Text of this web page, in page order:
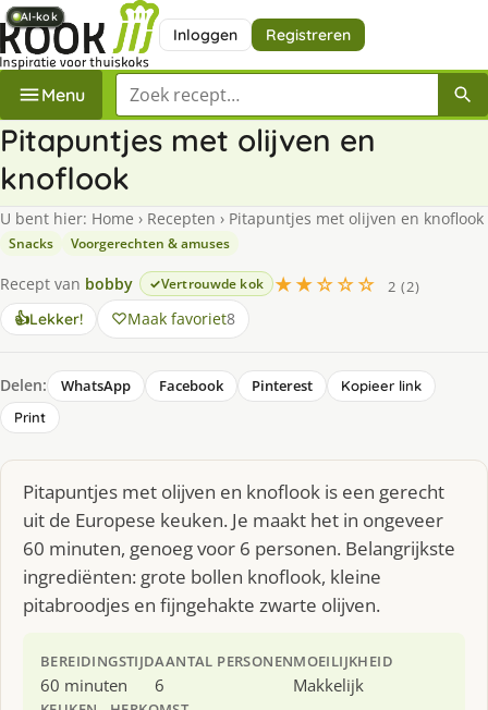
Inloggen Registreren
Menu Zoek een recept
Pitapuntjes met olijven en
knoflook
U bent hier: Home › Recepten › Pitapuntjes met olijven en knoflook
Snacks Voorgerechten & amuses
Recept van bobby Vertrouwde kok ★★☆☆☆
2 (2)
👍Lekker! Maak favoriet8
Delen: WhatsApp Facebook Pinterest
Kopieer link
Print
Pitapuntjes met olijven en knoflook is een gerecht
uit de Europese keuken. Je maakt het in ongeveer
60 minuten, genoeg voor 6 personen. Belangrijkste
ingrediënten: grote bollen knoflook, kleine
pitabroodjes en fijngehakte zwarte olijven.
BEREIDINGSTIJD
60 minuten
AANTAL PERSONEN
6
MOEILIJKHEID
Makkelijk
AI-kok
AI-kok
AI-kok
AI-kok
AI-kok
AI-kok
AI-kok
AI-kok